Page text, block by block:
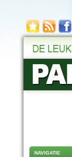
NAVIGATIE